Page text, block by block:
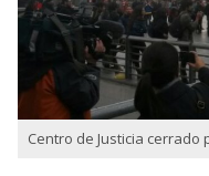
Centro de Justicia